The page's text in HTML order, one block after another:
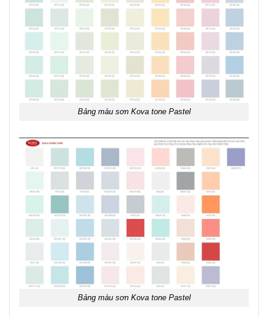
Bảng màu sơn Kova tone Pastel
Bảng màu sơn Kova tone Pastel